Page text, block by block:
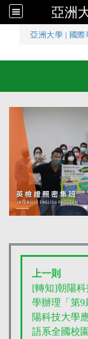
亞洲
亞洲大學 國際
亞洲
上一則
[轉知]朝陽科
學辦理「第9
陽科技大學
語系全國校